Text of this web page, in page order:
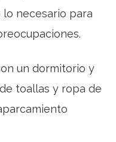
necesario para
un dormitorio y
toallas y ropa de